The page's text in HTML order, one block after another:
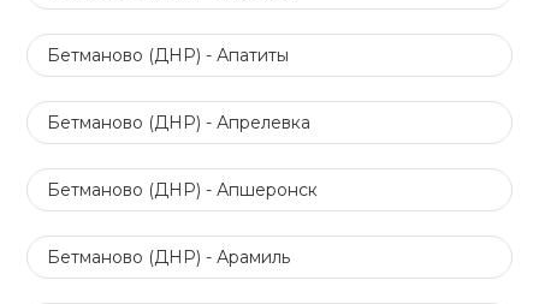
Бетманово (ДНР) - Апатиты
Бетманово (ДНР) - Апрелевка
Бетманово (ДНР) - Апшеронск
Бетманово (ДНР) - Арамиль